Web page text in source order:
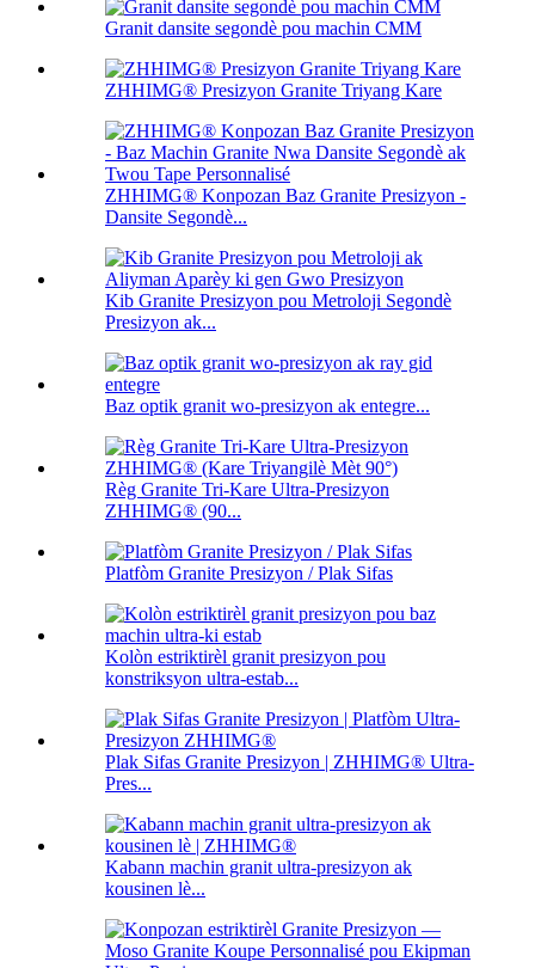
Granit dansite segondè pou machin CMM
ZHHIMG® Presizyon Granite Triyang Kare
ZHHIMG® Konpozan Baz Granite Presizyon -
Dansite Segondè...
Kib Granite Presizyon pou Metroloji Segondè
Presizyon ak...
Baz optik granit wo-presizyon ak entegre...
Règ Granite Tri-Kare Ultra-Presizyon
ZHHIMG® (90...
Platfòm Granite Presizyon / Plak Sifas
Kolòn estriktirèl granit presizyon pou
konstriksyon ultra-estab...
Plak Sifas Granite Presizyon | ZHHIMG® Ultra-
Pres...
Kabann machin granit ultra-presizyon ak
kousinen lè...